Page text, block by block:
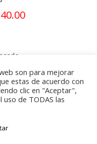
son para mejorar
estas de acuerdo con
clic en "Aceptar",
de TODAS las